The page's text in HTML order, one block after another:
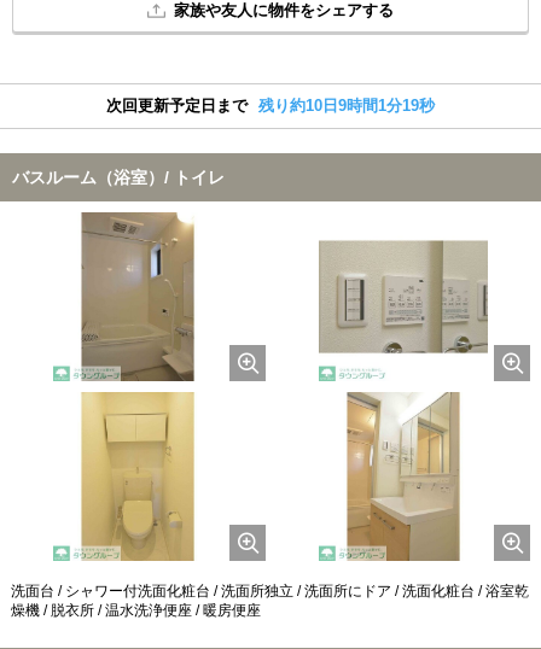
家族や友人に物件をシェアする
次回更新予定日まで 残り約10日9時間1分19秒
バスルーム（浴室）/ トイレ
洗面台 / シャワー付洗面化粧台 / 洗面所独立 / 洗面所にドア / 洗面化粧台 / 浴室乾
燥機 / 脱衣所 / 温水洗浄便座 / 暖房便座